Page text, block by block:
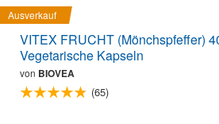
Ausverkauf
VITEX FRUCHT (Mönchspfeffer)
Vegetarische Kapseln
von BIOVEA
(65)